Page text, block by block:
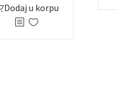
Dodaj u korpu